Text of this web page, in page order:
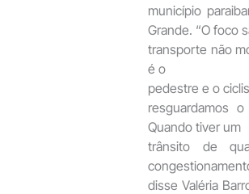
município
Grande. “O foco
transporte não
é o
pedestre e o
resguardamos
Quando tiver um
trânsito de
disse Valéria